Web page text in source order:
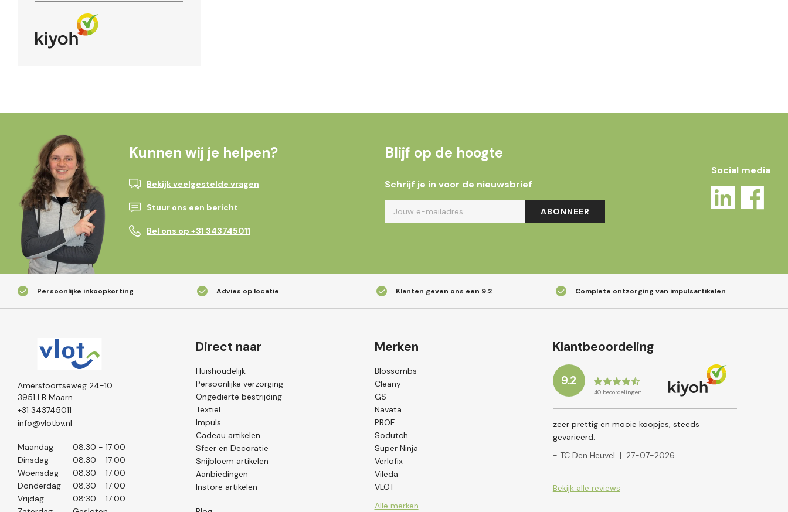
Kunnen wij je helpen?
Bekijk veelgestelde vragen
Stuur ons een bericht
Bel ons op +31 343745011
Blijf op de hoogte
Schrijf je in voor de nieuwsbrief
ABONNEER
Social media
Persoonlijke inkoopkorting Advies op locatie Klanten geven ons een 9.2 Complete ontzorging van impulsartikelen
Amersfoortseweg 24-10
3951 LB Maarn
+31 343745011
info@vlotbv.nl
Maandag
08:30 - 17:00
Dinsdag
08:30 - 17:00
Woensdag
08:30 - 17:00
Donderdag
08.30 - 17:00
Vrijdag
08:30 - 17:00
Direct naar
Huishoudelijk
Persoonlijke verzorging
Ongedierte bestrijding
Textiel
Impuls
Cadeau artikelen
Sfeer en Decoratie
Snijbloem artikelen
Aanbiedingen
Instore artikelen
Merken
Blossombs
Cleany
GS
Navata
PROF
Sodutch
Super Ninja
Verlofix
Vileda
VLOT
Alle merken
Klantbeoordeling
9.2
40beoordelingen
zeer prettig en mooie koopjes, steeds
gevarieerd.
- TC Den Heuvel | 27-07-2026
Bekijk alle reviews